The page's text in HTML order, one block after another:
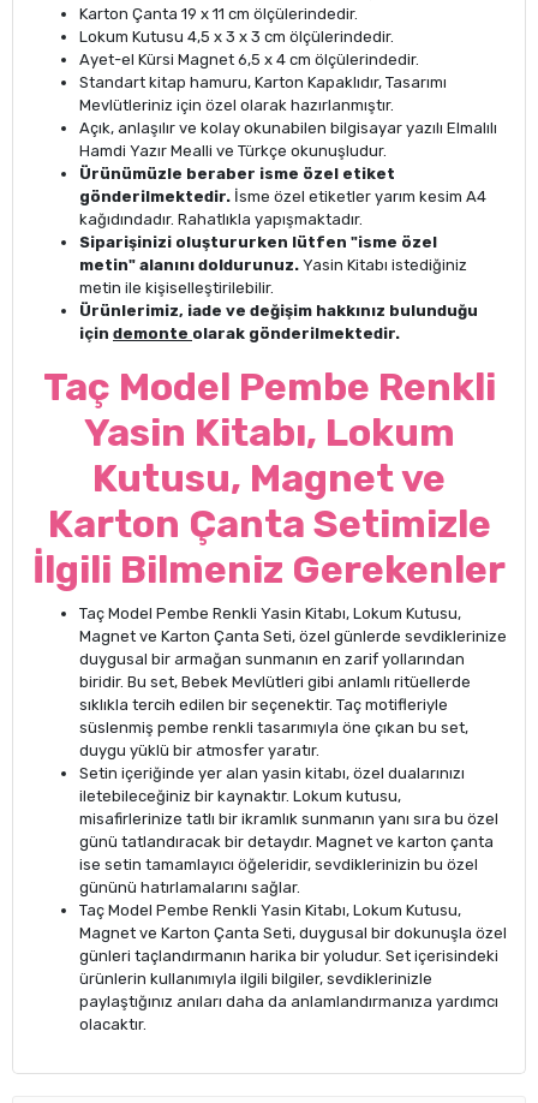
Karton Çanta 19 x 11 cm ölçülerindedir.
Lokum Kutusu 4,5 x 3 x 3 cm ölçülerindedir.
Ayet-el Kürsi Magnet 6,5 x 4 cm ölçülerindedir.
Standart kitap hamuru, Karton Kapaklıdır, Tasarımı
Mevlütleriniz için özel olarak hazırlanmıştır.
Açık, anlaşılır ve kolay okunabilen bilgisayar yazılı Elmalılı
Hamdi Yazır Mealli ve Türkçe okunuşludur.
Ürünümüzle beraber isme özel etiket
gönderilmektedir. İsme özel etiketler yarım kesim A4
kağıdındadır. Rahatlıkla yapışmaktadır.
Siparişinizi oluştururken lütfen "isme özel
metin" alanını doldurunuz. Yasin Kitabı istediğiniz
metin ile kişiselleştirilebilir.
Ürünlerimiz, iade ve değişim hakkınız bulunduğu
için demonte olarak gönderilmektedir.
Taç Model Pembe Renkli
Yasin Kitabı, Lokum
Kutusu, Magnet ve
Karton Çanta Setimizle
İlgili Bilmeniz Gerekenler
Taç Model Pembe Renkli Yasin Kitabı, Lokum Kutusu,
Magnet ve Karton Çanta Seti, özel günlerde sevdiklerinize
duygusal bir armağan sunmanın en zarif yollarından
biridir. Bu set, Bebek Mevlütleri gibi anlamlı ritüellerde
sıklıkla tercih edilen bir seçenektir. Taç motifleriyle
süslenmiş pembe renkli tasarımıyla öne çıkan bu set,
duygu yüklü bir atmosfer yaratır.
Setin içeriğinde yer alan yasin kitabı, özel dualarınızı
iletebileceğiniz bir kaynaktır. Lokum kutusu,
misafirlerinize tatlı bir ikramlık sunmanın yanı sıra bu özel
günü tatlandıracak bir detaydır. Magnet ve karton çanta
ise setin tamamlayıcı öğeleridir, sevdiklerinizin bu özel
gününü hatırlamalarını sağlar.
Taç Model Pembe Renkli Yasin Kitabı, Lokum Kutusu,
Magnet ve Karton Çanta Seti, duygusal bir dokunuşla özel
günleri taçlandırmanın harika bir yoludur. Set içerisindeki
ürünlerin kullanımıyla ilgili bilgiler, sevdiklerinizle
paylaştığınız anıları daha da anlamlandırmanıza yardımcı
olacaktır.